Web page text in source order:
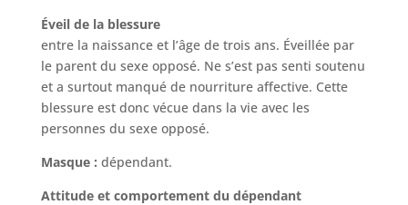
Éveil de la blessure
entre la naissance et l’âge de trois ans. Éveillée par
le parent du sexe opposé. Ne s’est pas senti soutenu
et a surtout manqué de nourriture affective. Cette
blessure est donc vécue dans la vie avec les
personnes du sexe opposé.
Masque : dépendant.
Attitude et comportement du dépendant